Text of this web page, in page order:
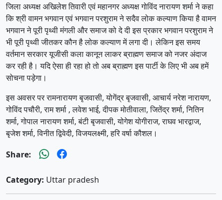
जिला अध्यक्ष अखिलेश तिवारी एवं महानगर अध्यक्ष गोविंद नारायण शर्मा ने कहा
कि श्री वामन भगवान एवं भगवान परशुराम ने सदैव लोक कल्याण किया है वामन
भगवान ने पूरी पृथ्वी मंगली और समाज को दे दी इस प्रकार भगवान परशुराम ने
भी पूरी पृथ्वी जीतकर कौन है लोक कल्याण में लगा दी। लेकिन इस समय
वर्तमान सरकार यूजीसी कला कानून लाकर ब्राह्मण समाज को नजर अंदाज
कर रही है। यदि ऐसा ही रहा हो तो अब ब्राह्मण इस पार्टी के लिए भी अब हमें
सोचना पड़ेगा।
इस अवसर पर रामनारायण बृजवासी, योगेंद्र बृजवासी, आचार्य नरेश नारायण,
गोविंद पचौरी, राम शर्मा , लवेश भाई, दीपक मोतीवाला, जितेंद्र शर्मा, नितिन
शर्मा, गोपाल नारायण शर्मा, बंटी बृजवासी, योगेश योगीराज, राघव भारद्वाज,
बृजेश शर्मा, विनीत द्विवेदी, विजयलक्ष्मी, हरि वर्षा कौशल।
Share:
Category: Uttar pradesh